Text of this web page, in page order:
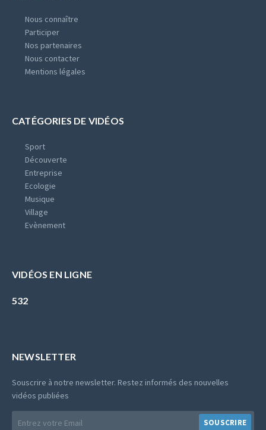
Nous connaître
Participer
Nos partenaires
Nous contacter
Mentions légales
CATÉGORIES DE VIDÉOS
Sport
Découverte
Entreprise
Ecologie
Musique
Village
Evènement
VIDÉOS EN LIGNE
532
NEWSLETTER
Souscrire à notre newsletter. Restez informés des nouvelles
vidéos publiées
SOUSCRIRE